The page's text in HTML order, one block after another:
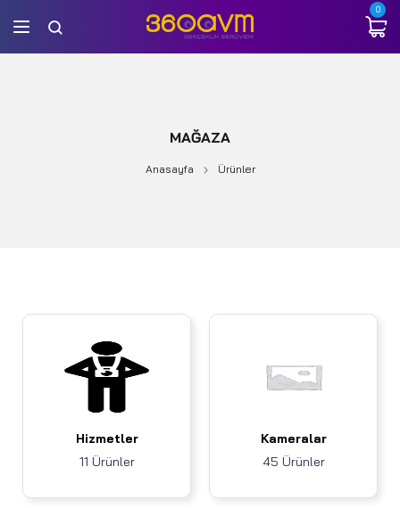
0
MAĞAZA
Anasayfa Ürünler
Hizmetler
11 Ürünler
Kameralar
45 Ürünler